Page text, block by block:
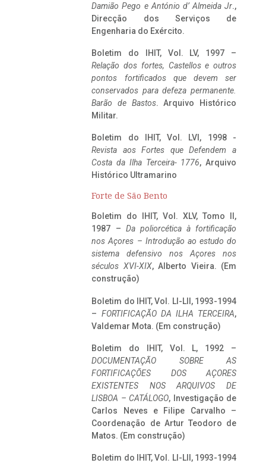
Damião Pego e António d’ Almeida Jr.,
Direcção dos Serviços de
Engenharia do Exército.
Boletim do IHIT, Vol. LV, 1997 –
Relação dos fortes, Castellos e outros
pontos fortificados que devem ser
conservados para defeza permanente.
Barão de Bastos. Arquivo Histórico
Militar.
Boletim do IHIT, Vol. LVI, 1998 -
Revista aos Fortes que Defendem a
Costa da Ilha Terceira- 1776, Arquivo
Histórico Ultramarino
Forte de São Bento
Boletim do IHIT, Vol. XLV, Tomo II,
1987 – Da poliorcética à fortificação
nos Açores – Introdução ao estudo do
sistema defensivo nos Açores nos
séculos XVI-XIX, Alberto Vieira. (Em
construção)
Boletim do IHIT, Vol. LI-LII, 1993-1994
– FORTIFICAÇÃO DA ILHA TERCEIRA,
Valdemar Mota. (Em construção)
Boletim do IHIT, Vol. L, 1992 –
DOCUMENTAÇÃO SOBRE AS
FORTIFICAÇÕES DOS AÇORES
EXISTENTES NOS ARQUIVOS DE
LISBOA – CATÁLOGO, Investigação de
Carlos Neves e Filipe Carvalho –
Coordenação de Artur Teodoro de
Matos. (Em construção)
Boletim do IHIT, Vol. LI-LII, 1993-1994